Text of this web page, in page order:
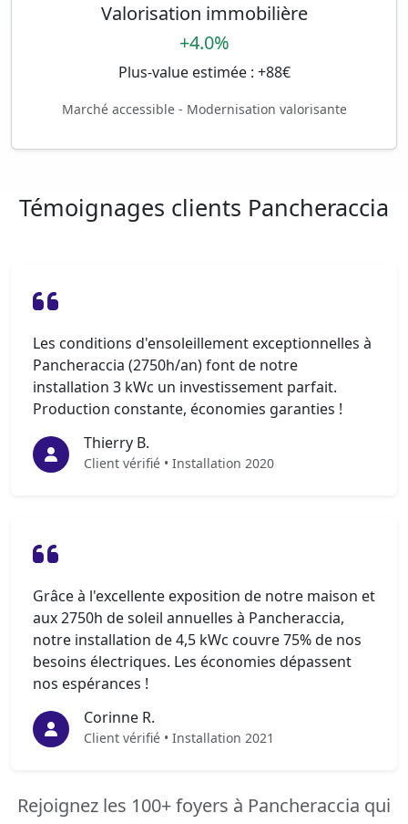
Valorisation immobilière
+4.0%
Plus-value estimée : +88€
Marché accessible - Modernisation valorisante
Témoignages clients Pancheraccia
Les conditions d'ensoleillement exceptionnelles à
Pancheraccia (2750h/an) font de notre
installation 3 kWc un investissement parfait.
Production constante, économies garanties !
Thierry B.
Client vérifié • Installation 2020
Grâce à l'excellente exposition de notre maison et
aux 2750h de soleil annuelles à Pancheraccia,
notre installation de 4,5 kWc couvre 75% de nos
besoins électriques. Les économies dépassent
nos espérances !
Corinne R.
Client vérifié • Installation 2021
Rejoignez les 100+ foyers à Pancheraccia qui